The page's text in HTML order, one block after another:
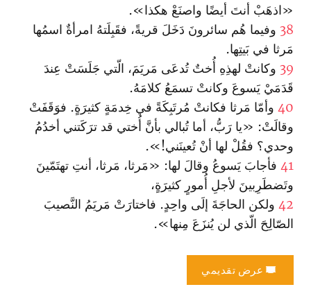
«اذهَبْ أنتَ أيضًا واصنَعْ هكذا».
38 وفيما هُم سائرونَ دَخَلَ قريةً، فقَبِلَتهُ امرأةٌ اسمُها
مَرثا في بَيتِها.
39 وكانتْ لهذِهِ أُختٌ تُدعَى مَريَمَ، الّتي جَلَسَتْ عِندَ
قَدَمَيْ يَسوعَ وكانتْ تسمَعُ كلامَهُ.
40 وأمّا مَرثا فكانتْ مُرتَبِكَةً في خِدمَةٍ كثيرَةٍ. فوَقَفَتْ
وقالَتْ: «يا رَبُّ، أما تُبالي بأنَّ أُختي قد ترَكَتني أخدُمُ
وحدي؟ فقُلْ لها أنْ تُعينَني!».
41 فأجابَ يَسوعُ وقالَ لها: «مَرثا، مَرثا، أنتِ تهتَمّينَ
وتَضطَرِبينَ لأجلِ أُمورٍ كثيرَةٍ،
42 ولكن الحاجَةَ إلَى واحِدٍ. فاختارَتْ مَريَمُ النَّصيبَ
الصّالِحَ الّذي لن يُنزَعَ مِنها».
عرض تقديمي